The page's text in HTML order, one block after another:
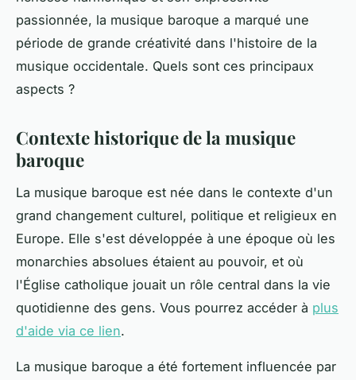
passionnée, la musique baroque a marqué une
période de grande créativité dans l'histoire de la
musique occidentale. Quels sont ces principaux
aspects ?
Contexte historique de la musique
baroque
La musique baroque est née dans le contexte d'un
grand changement culturel, politique et religieux en
Europe. Elle s'est développée à une époque où les
monarchies absolues étaient au pouvoir, et où
l'Église catholique jouait un rôle central dans la vie
quotidienne des gens. Vous pourrez accéder à plus
d'aide via ce lien.
La musique baroque a été fortement influencée par